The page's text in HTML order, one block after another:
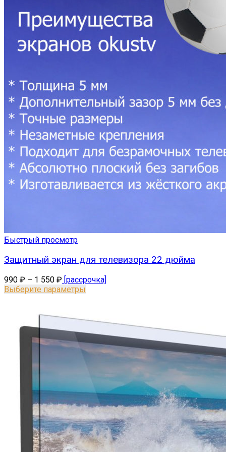
Быстрый просмотр
Защитный экран для телевизора 22 дюйма
990 ₽ – 1 550 ₽ [рассрочка]
Выберите параметры